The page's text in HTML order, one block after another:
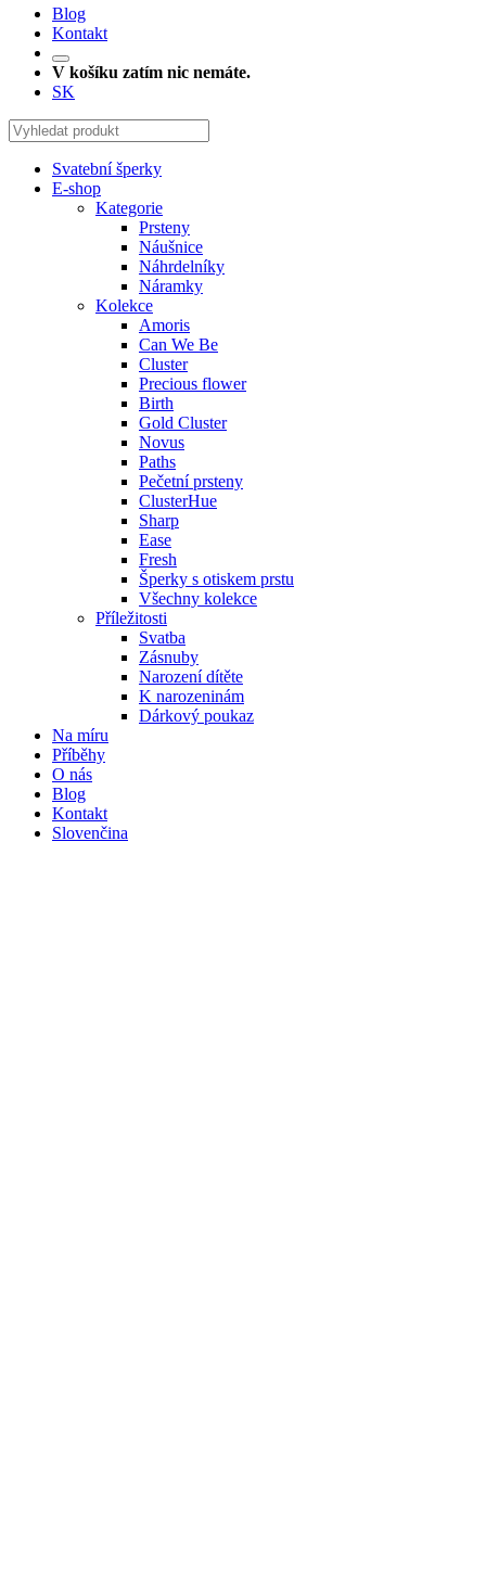
Blog
Kontakt
V košíku zatím nic nemáte.
SK
Svatební šperky
E-shop
Kategorie
Prsteny
Náušnice
Náhrdelníky
Náramky
Kolekce
Amoris
Can We Be
Cluster
Precious flower
Birth
Gold Cluster
Novus
Paths
Pečetní prsteny
ClusterHue
Sharp
Ease
Fresh
Šperky s otiskem prstu
Všechny kolekce
Příležitosti
Svatba
Zásnuby
Narození dítěte
K narozeninám
Dárkový poukaz
Na míru
Příběhy
O nás
Blog
Kontakt
Slovenčina